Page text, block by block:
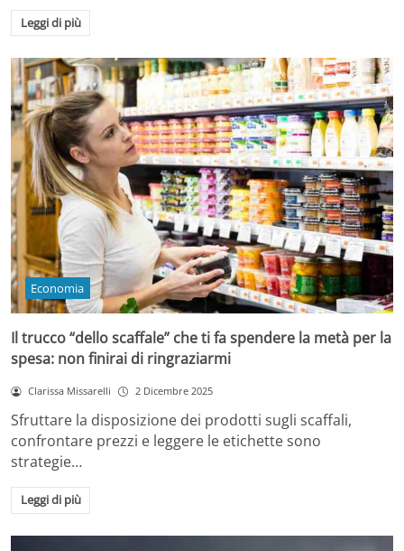
Leggi di più
Economia
Il trucco “dello scaffale” che ti fa spendere la metà per la
spesa: non finirai di ringraziarmi
Clarissa Missarelli 2 Dicembre 2025
Sfruttare la disposizione dei prodotti sugli scaffali,
confrontare prezzi e leggere le etichette sono
strategie…
Leggi di più